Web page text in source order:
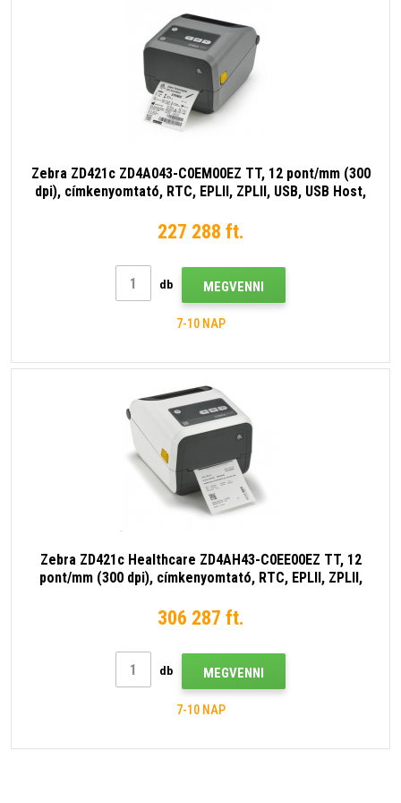
Zebra ZD421c ZD4A043-C0EM00EZ TT, 12 pont/mm (300
dpi), címkenyomtató, RTC, EPLII, ZPLII, USB, USB Host,
227 288 ft.
db MEGVENNI
7-10 NAP
Zebra ZD421c Healthcare ZD4AH43-C0EE00EZ TT, 12
pont/mm (300 dpi), címkenyomtató, RTC, EPLII, ZPLII,
utódja)
306 287 ft.
db MEGVENNI
7-10 NAP